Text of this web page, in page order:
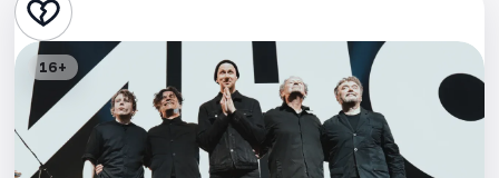
Стендап
Выставки
Квесты
16+